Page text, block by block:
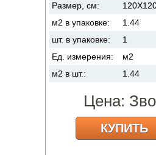
Размер, см:
м2 в упаковке:
1.44
шт. в упаковке:
1
Ед. измерения:
м2
м2 в шт.:
1.44
Цена:
КУПИТЬ